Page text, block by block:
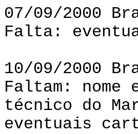
07/09/2000
Falta:
10/09/2000
Faltam:
técnico do
eventuais